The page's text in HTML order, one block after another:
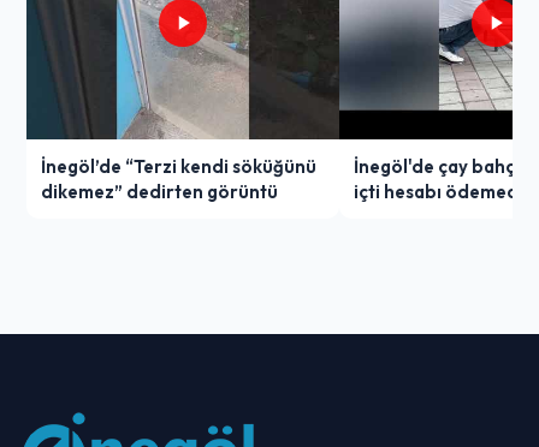
İnegöl’de “Terzi kendi söküğünü
dikemez” dedirten görüntü
İnegöl'de çay
içti hesabı ödemedi